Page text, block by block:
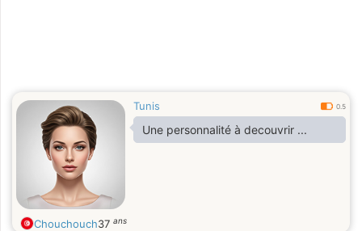
Tunis 0.5
Une personnalité à decouvrir ...
Chouchouch37 ans